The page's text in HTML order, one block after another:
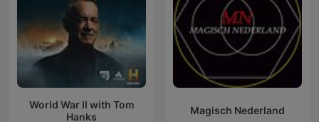
World War II with Tom
Hanks
Magisch Nederland